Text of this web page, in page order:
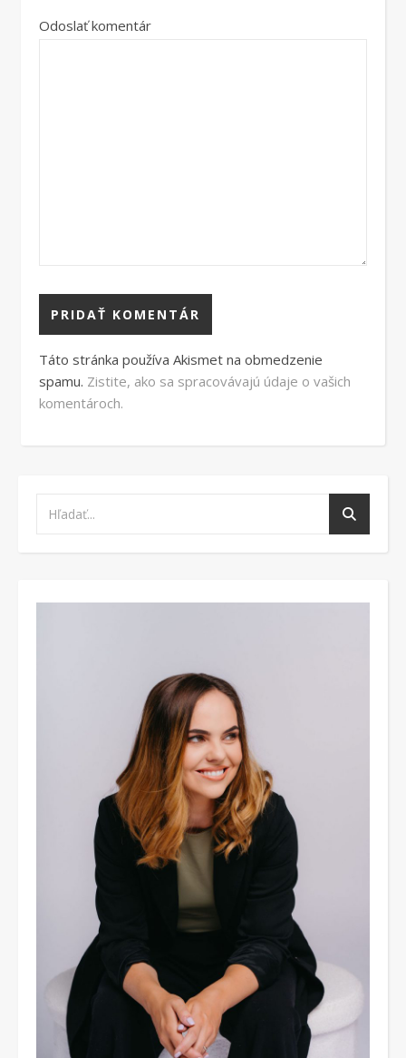
Odoslať komentár
Táto stránka používa Akismet na obmedzenie
spamu. Zistite, ako sa spracovávajú údaje o vašich
komentároch.